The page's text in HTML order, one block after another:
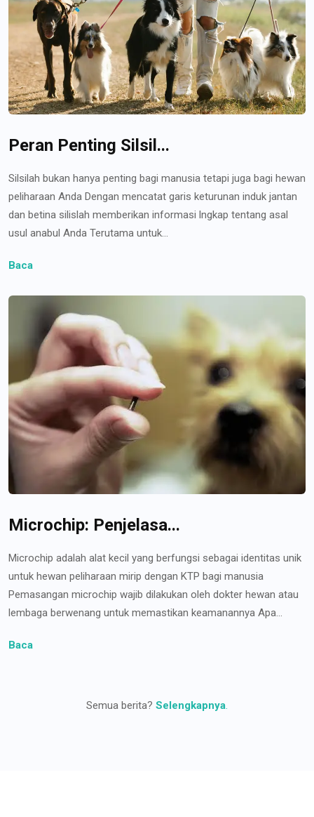
Peran Penting Silsil...
Silsilah bukan hanya penting bagi manusia tetapi juga bagi hewan
peliharaan Anda Dengan mencatat garis keturunan induk jantan
dan betina silislah memberikan informasi lngkap tentang asal
usul anabul Anda Terutama untuk...
Baca
Microchip: Penjelasa...
Microchip adalah alat kecil yang berfungsi sebagai identitas unik
untuk hewan peliharaan mirip dengan KTP bagi manusia
Pemasangan microchip wajib dilakukan oleh dokter hewan atau
lembaga berwenang untuk memastikan keamanannya Apa...
Baca
Semua berita? Selengkapnya.